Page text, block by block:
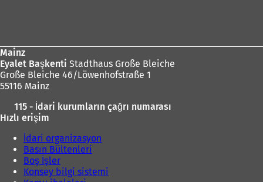
Mainz
Eyalet Başkenti Stadthaus Große Bleiche
Große Bleiche 46/Löwenhofstraße 1
55116 Mainz
115 - İdari kurumların çağrı numarası
Hızlı erişim
İdari organizasyon
Basın Bültenleri
Boş İşler
Konsey bilgi sistemi